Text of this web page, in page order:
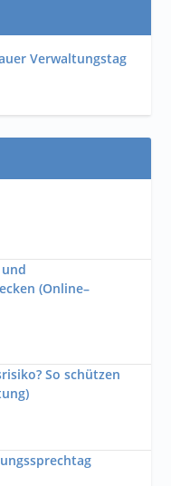
Verwaltungstag
(Online–
So schützen